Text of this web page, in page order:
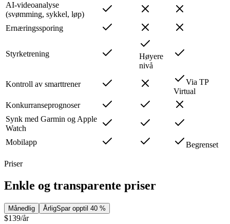
AI-videoanalyse
(svømming, sykkel, løp)
Ernæringssporing
Styrketrening
Høyere
nivå
Kontroll av smarttrener
Via TP
Virtual
Konkurranseprognoser
Synk med Garmin og Apple
Watch
Mobilapp
Begrenset
Priser
Enkle og transparente priser
Månedlig ÅrligSpar opptil 40 %
$139/år